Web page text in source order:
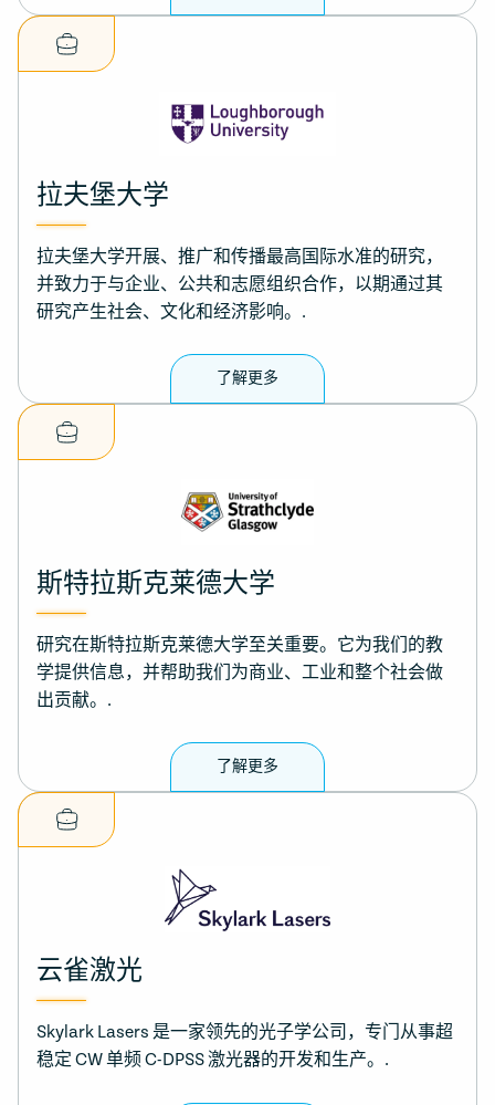
拉夫堡大学
拉夫堡大学开展、推广和传播最高国际水准的研究，
并致力于与企业、公共和志愿组织合作，以期通过其
研究产生社会、文化和经济影响。.
了解更多
斯特拉斯克莱德大学
研究在斯特拉斯克莱德大学至关重要。它为我们的教
学提供信息，并帮助我们为商业、工业和整个社会做
出贡献。.
了解更多
云雀激光
Skylark Lasers 是一家领先的光子学公司，专门从事超
稳定 CW 单频 C-DPSS 激光器的开发和生产。.